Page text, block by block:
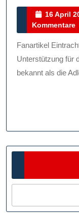
16 April
Kommentare
Fanartikel Eintracht Frankfurt: Zeigen Sie Ihre
Unterstützung für
bekannt als die